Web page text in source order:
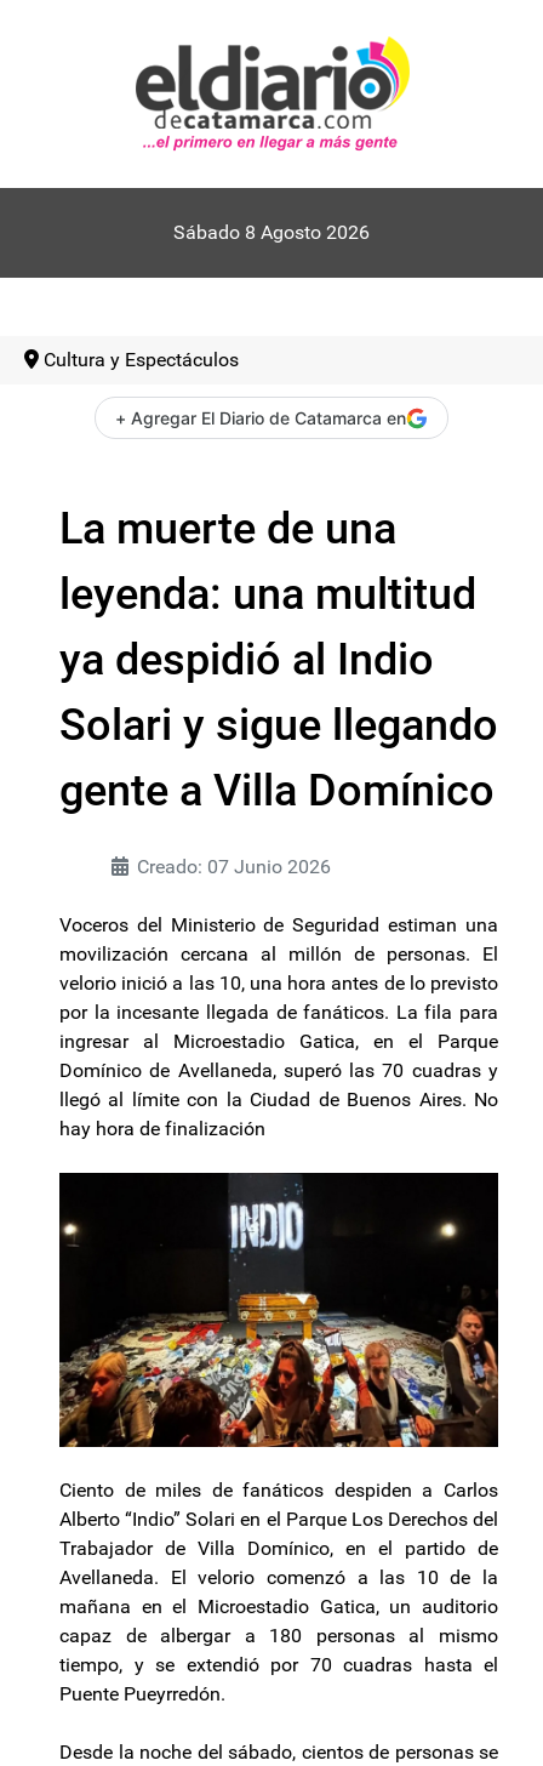
Sábado 8 Agosto 2026
Cultura y Espectáculos
+ Agregar El Diario de Catamarca en
La muerte de una
leyenda: una multitud
ya despidió al Indio
Solari y sigue llegando
gente a Villa Domínico
Creado: 07 Junio 2026
Voceros del Ministerio de Seguridad estiman una
movilización cercana al millón de personas. El
velorio inició a las 10, una hora antes de lo previsto
por la incesante llegada de fanáticos. La fila para
ingresar al Microestadio Gatica, en el Parque
Domínico de Avellaneda, superó las 70 cuadras y
llegó al límite con la Ciudad de Buenos Aires. No
hay hora de finalización
Ciento de miles de fanáticos despiden a Carlos
Alberto “Indio” Solari en el Parque Los Derechos del
Trabajador de Villa Domínico, en el partido de
Avellaneda. El velorio comenzó a las 10 de la
mañana en el Microestadio Gatica, un auditorio
capaz de albergar a 180 personas al mismo
tiempo, y se extendió por 70 cuadras hasta el
Puente Pueyrredón.
Desde la noche del sábado, cientos de personas se